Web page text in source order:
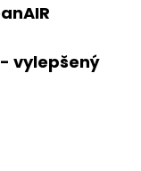
vylepšený